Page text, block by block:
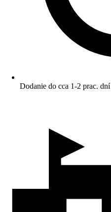
Dodanie do cca 1-2 prac. dní